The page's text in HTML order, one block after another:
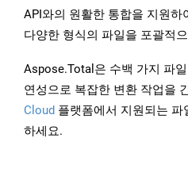
API와의 원활한 통합을 지원하
다양한 형식의 파일을 포괄적
Aspose.Total은 수백 가지 파
연성으로 복잡한 변환 작업을
Cloud 플랫폼에서 지원되는 파
하세요.